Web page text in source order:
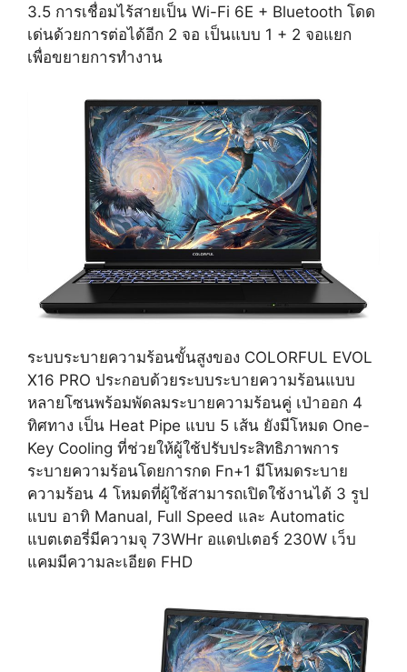
3.5 การเชื่อมไร้สายเป็น Wi-Fi 6E + Bluetooth โดด
เด่นด้วยการต่อได้อีก 2 จอ เป็นแบบ 1 + 2 จอแยก
เพื่อขยายการทำงาน
ระบบระบายความร้อนขั้นสูงของ COLORFUL EVOL
X16 PRO ประกอบด้วยระบบระบายความร้อนแบบ
หลายโซนพร้อมพัดลมระบายความร้อนคู่ เป่าออก 4
ทิศทาง เป็น Heat Pipe แบบ 5 เส้น ยังมีโหมด One-
Key Cooling ที่ช่วยให้ผู้ใช้ปรับประสิทธิภาพการ
ระบายความร้อนโดยการกด Fn+1 มีโหมดระบาย
ความร้อน 4 โหมดที่ผู้ใช้สามารถเปิดใช้งานได้ 3 รูป
แบบ อาทิ Manual, Full Speed และ Automatic
แบตเตอรี่มีความจุ 73WHr อแดปเตอร์ 230W เว็บ
แคมมีความละเอียด FHD